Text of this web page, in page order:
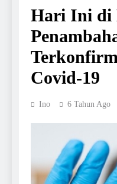
Hari Ini di
Covid-19
Ino 6 Tahun Ago